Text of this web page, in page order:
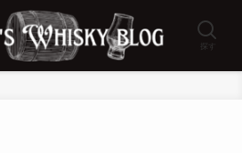
探す